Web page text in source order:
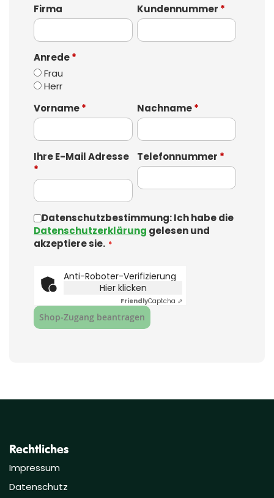
Firma
Kundennummer *
Anrede*
Frau
Herr
Vorname* Nachname*
Ihre E-Mail Adresse
*
Telefonnummer *
Datenschutzbestimmung: Ich habe die
Datenschutzerklärung gelesen und
akzeptiere sie.
Anti-Roboter-Verifizierung
Hier klicken
FriendlyCaptcha ⇗
Shop‑Zugang beantragen
Rechtliches
Impressum
Datenschutz